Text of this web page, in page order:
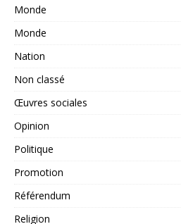
Monde
Monde
Nation
Non classé
Œuvres sociales
Opinion
Politique
Promotion
Référendum
Religion